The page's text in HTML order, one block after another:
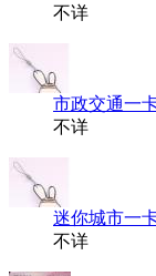
不详
市政交通一
不详
迷你城市一
不详